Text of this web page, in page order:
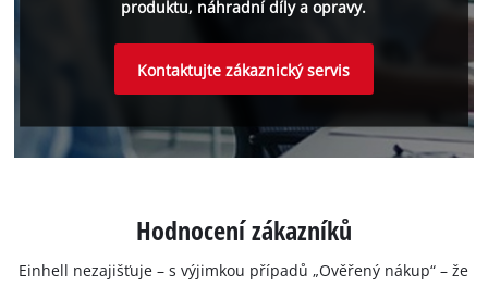
produktu, náhradní díly a opravy.
Kontaktujte zákaznický servis
Hodnocení zákazníků
Einhell nezajišťuje – s výjimkou případů „Ověřený nákup“ – že